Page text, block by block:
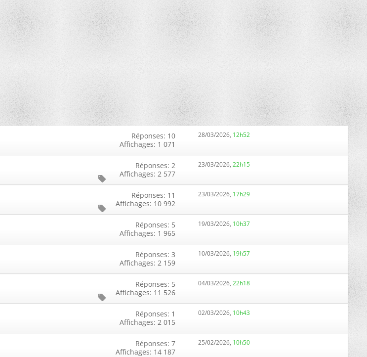
Réponses: 10
Affichages: 1 071
28/03/2026, 12h52
Réponses: 2
Affichages: 2 577
23/03/2026, 22h15
Réponses: 11
Affichages: 10 992
23/03/2026, 17h29
Réponses: 5
Affichages: 1 965
19/03/2026, 10h37
Réponses: 3
Affichages: 2 159
10/03/2026, 19h57
Réponses: 5
Affichages: 11 526
04/03/2026, 22h18
Réponses: 1
Affichages: 2 015
02/03/2026, 10h43
Réponses: 7
Affichages: 14 187
25/02/2026, 10h50